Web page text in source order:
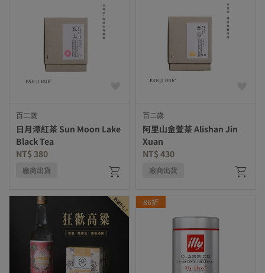
百二歲
日月潭紅茶 Sun Moon Lake
Black Tea
NT$ 380
廠商出貨
百二歲
阿里山金萱茶 Alishan Jin
Xuan
NT$ 430
廠商出貨
86折